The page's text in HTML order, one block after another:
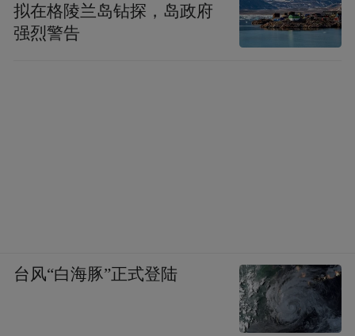
拟在格陵兰岛钻探，岛政府
强烈警告
台风“白海豚”正式登陆